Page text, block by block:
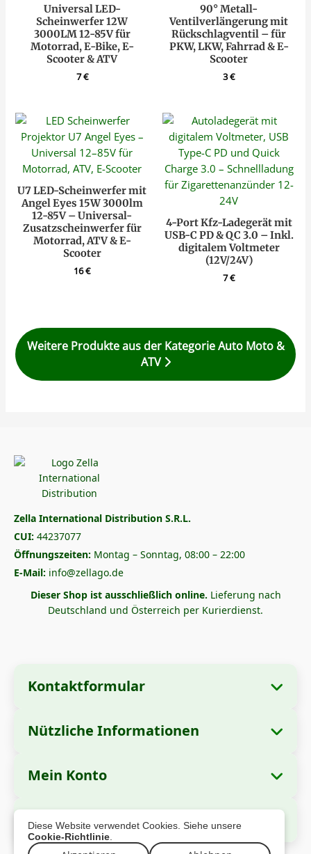
Diese Website verwendet Cookies. Siehe unsere
Cookie-Richtlinie
Universal LED-
Scheinwerfer 12W
3000LM 12-85V für
Motorrad, E-Bike, E-
Scooter & ATV
7€
90° Metall-
Ventilverlängerung mit
Rückschlagventil – für
PKW, LKW, Fahrrad & E-
Scooter
3€
U7 LED-Scheinwerfer mit
Angel Eyes 15W 3000lm
12-85V – Universal-
Zusatzscheinwerfer für
Motorrad, ATV & E-
Scooter
16€
4-Port Kfz-Ladegerät mit
USB-C PD & QC 3.0 – Inkl.
digitalem Voltmeter
(12V/24V)
7€
Weitere Produkte aus der Kategorie Auto Moto &
ATV
Zella International Distribution S.R.L.
CUI: 44237077
Öffnungszeiten: Montag – Sonntag, 08:00 – 22:00
E-Mail: info@zellago.de
Dieser Shop ist ausschließlich online. Lieferung nach
Deutschland und Österreich per Kurierdienst.
Kontaktformular
Firmenname:
S.R.L.
Sitz:Strada Cuza Vodă nr. 97, Sector 4,
București, 040283, Rumänien
Nützliche Informationen
Wie bestellt man?
Zahlungsmethoden
Versandinformationen
Mein Konto
Meine Bestellungen
Persönliche Daten
Sichere Zahlung